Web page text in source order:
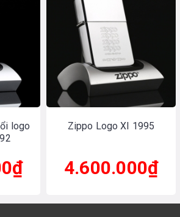
logo
Zippo Logo XI 1995
4.600.000₫